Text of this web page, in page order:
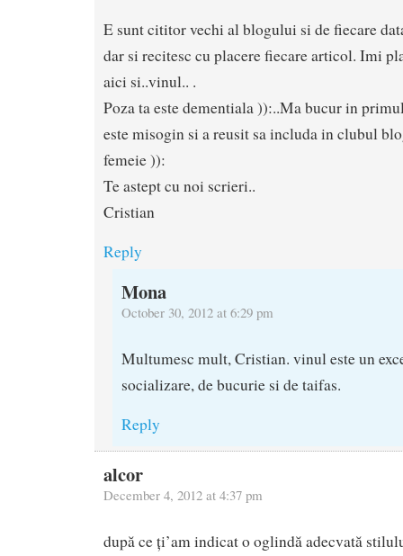
E sunt cititor vechi al blogului si de fiecare
dar si recitesc cu placere fiecare articol. Imi
aici si..vinul.. .
Poza ta este dementiala )):..Ma bucur in
este misogin si a reusit sa includa in clubul
femeie )):
Te astept cu noi scrieri..
Cristian
Reply
Mona
October 30, 2012 at 6:29 pm
Multumesc mult, Cristian. vinul este un
socializare, de bucurie si de taifas.
Reply
alcor
December 4, 2012 at 4:37 pm
după ce ți’am indicat o oglindă adecvată